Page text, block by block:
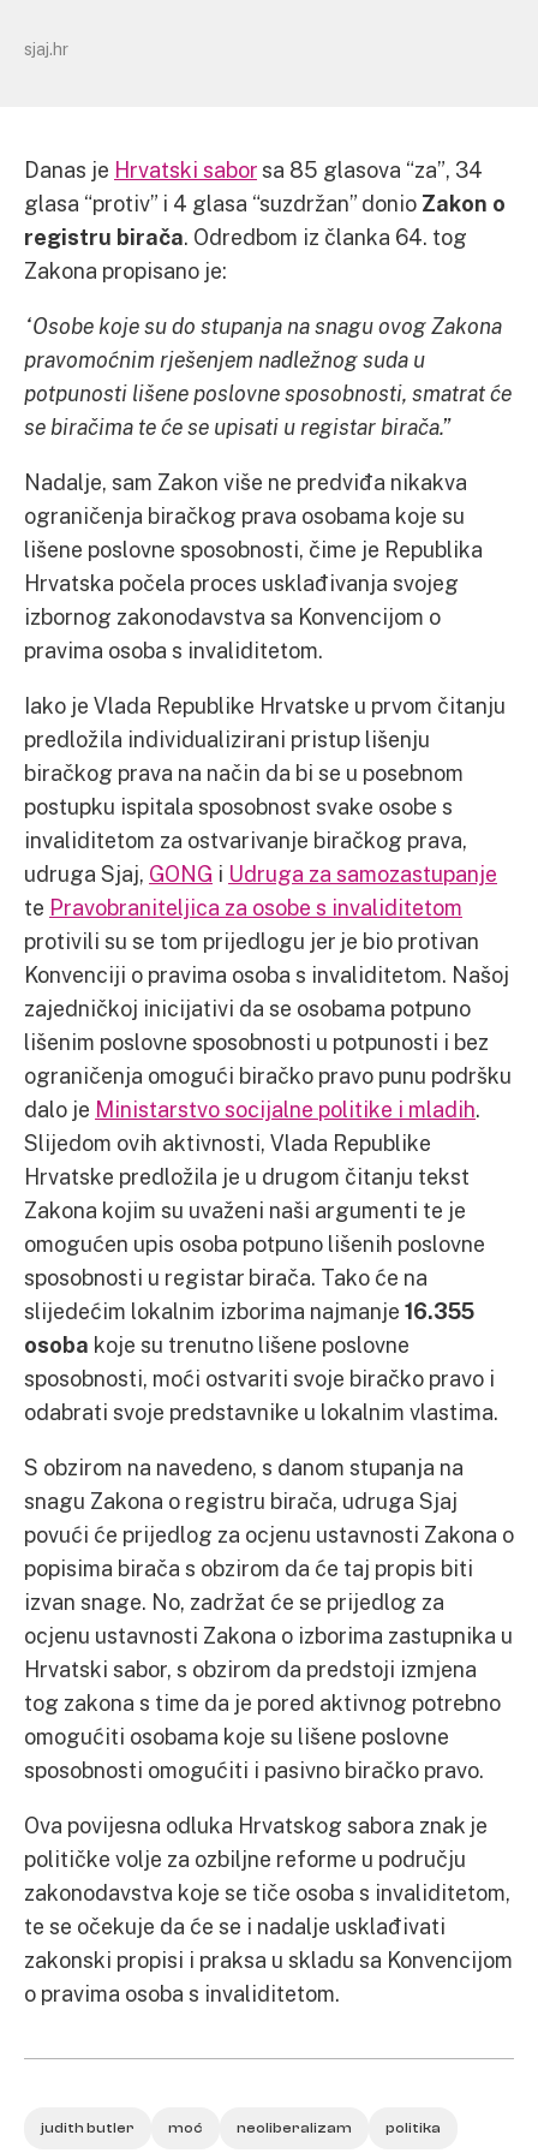
sjaj.hr
Danas je Hrvatski saborsa 85 glasova “za”, 34
glasa “protiv” i 4 glasa “suzdržan” donio Zakon o
registru birača. Odredbom iz članka 64. tog
Zakona propisano je:
“Osobe koje su do stupanja na snagu ovog Zakona
pravomoćnim rješenjem nadležnog suda u
potpunosti lišene poslovne sposobnosti, smatrat će
se biračima te će se upisati u registar birača.”
Nadalje, sam Zakon više ne predviđa nikakva
ograničenja biračkog prava osobama koje su
lišene poslovne sposobnosti, čime je Republika
Hrvatska počela proces usklađivanja svojeg
izbornog zakonodavstva sa Konvencijom o
pravima osoba s invaliditetom.
Iako je Vlada Republike Hrvatske u prvom čitanju
predložila individualizirani pristup lišenju
biračkog prava na način da bi se u posebnom
postupku ispitala sposobnost svake osobe s
invaliditetom za ostvarivanje biračkog prava,
udruga Sjaj, GONG i Udruga za samozastupanje
te Pravobraniteljica za osobe s invaliditetom
protivili su se tom prijedlogu jer je bio protivan
Konvenciji o pravima osoba s invaliditetom. Našoj
zajedničkoj inicijativi da se osobama potpuno
lišenim poslovne sposobnosti u potpunosti i bez
ograničenja omogući biračko pravo punu podršku
dalo je Ministarstvo socijalne politike i mladih.
Slijedom ovih aktivnosti, Vlada Republike
Hrvatske predložila je u drugom čitanju tekst
Zakona kojim su uvaženi naši argumenti te je
omogućen upis osoba potpuno lišenih poslovne
sposobnosti u registar birača. Tako će na
slijedećim lokalnim izborima najmanje 16.355
osoba koje su trenutno lišene poslovne
sposobnosti, moći ostvariti svoje biračko pravo i
odabrati svoje predstavnike u lokalnim vlastima.
S obzirom na navedeno, s danom stupanja na
snagu Zakona o registru birača, udruga Sjaj
povući će prijedlog za ocjenu ustavnosti Zakona o
popisima birača s obzirom da će taj propis biti
izvan snage. No, zadržat će se prijedlog za
ocjenu ustavnosti Zakona o izborima zastupnika u
Hrvatski sabor, s obzirom da predstoji izmjena
tog zakona s time da je pored aktivnog potrebno
omogućiti osobama koje su lišene poslovne
sposobnosti omogućiti i pasivno biračko pravo.
Ova povijesna odluka Hrvatskog sabora znak je
političke volje za ozbiljne reforme u području
zakonodavstva koje se tiče osoba s invaliditetom,
te se očekuje da će se i nadalje usklađivati
zakonski propisi i praksa u skladu sa Konvencijom
o pravima osoba s invaliditetom.
judith butler moć neoliberalizam politika